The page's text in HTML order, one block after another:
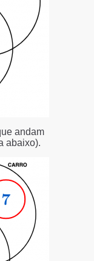
andam
abaixo).